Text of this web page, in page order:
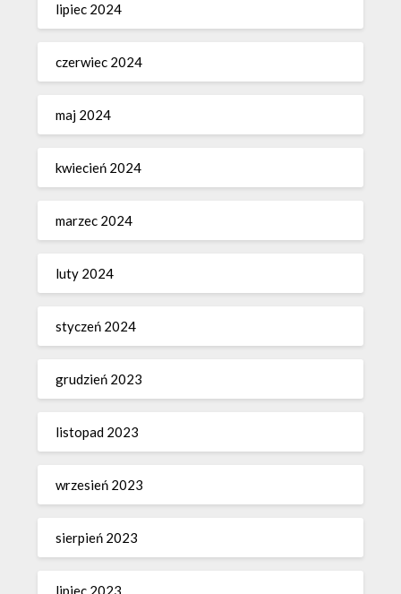
lipiec 2024
czerwiec 2024
maj 2024
kwiecień 2024
marzec 2024
luty 2024
styczeń 2024
grudzień 2023
listopad 2023
wrzesień 2023
sierpień 2023
lipiec 2023